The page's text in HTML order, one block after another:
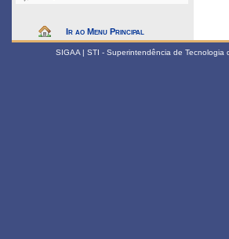
Ir ao Menu Principal
SIGAA | STI - Superintendência de